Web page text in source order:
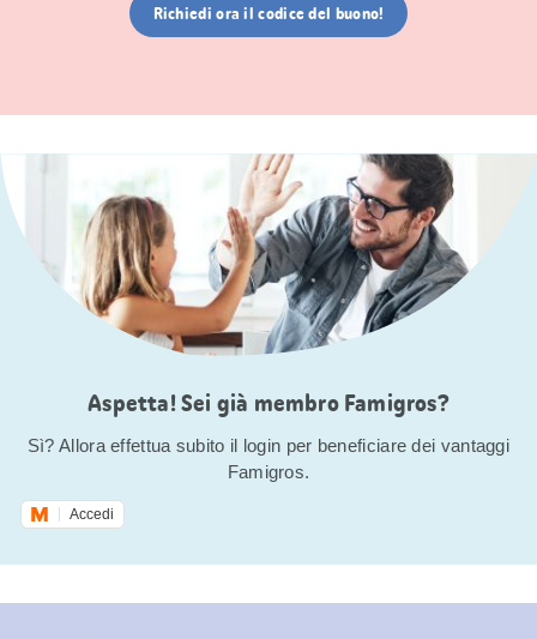
Richiedi ora il codice del buono!
Aspetta! Sei già membro Famigros?
Sì? Allora effettua subito il login per beneficiare dei vantaggi
Famigros.
Accedi